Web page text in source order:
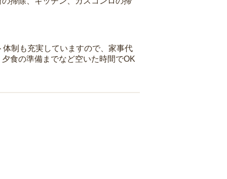
制も充実していますので、家事代
食の準備までなど空いた時間でOK